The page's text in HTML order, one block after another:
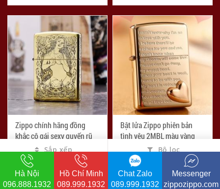
Zippo chính hãng đồng
khắc cô gái sexy quyến rũ
1.100.000
1.600.000
4.965
Bật lửa Zippo phiên bản
tình yêu 2MBL màu vàng
2.500.000
2.700.000
4.522
Sắp xếp Bộ lọc
Hà Nội
096.888.1932
Hồ Chí Minh
089.999.1932
Chat Zalo
089.999.1932
Messenger
zippozippo.com